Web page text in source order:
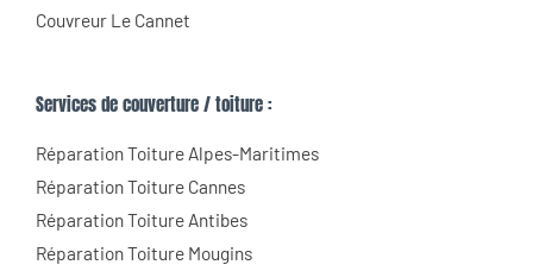
Couvreur Le Cannet
Services de couverture / toiture :
Réparation Toiture Alpes-Maritimes
Réparation Toiture Cannes
Réparation Toiture Antibes
Réparation Toiture Mougins